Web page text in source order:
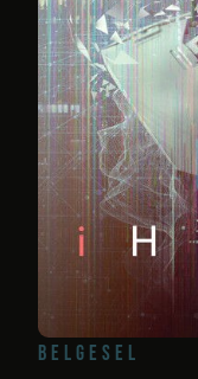
BELGESEL